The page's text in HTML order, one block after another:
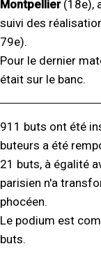
Montpellier(18e),
suivi des
79e).
Pour le dernier
était sur le banc.
911 buts ont été
buteurs a été
21 buts, à égalité
parisien n'a
phocéen.
Le podium est
buts.